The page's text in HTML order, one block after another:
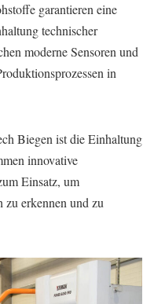
garantieren eine
technischer
moderne Sensoren und
in
Biegen ist die Einhaltung
innovative
Einsatz, um
erkennen und zu